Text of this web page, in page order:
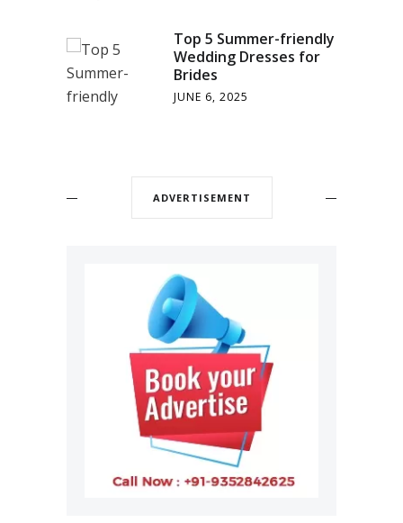
Top 5 Summer-friendly
Wedding Dresses for
Brides
JUNE 6, 2025
ADVERTISEMENT